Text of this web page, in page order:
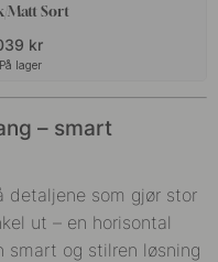
Matt Sort
kr
På lager
– smart
detaljene som gjør stor
ut – en horisontal
smart og stilren løsning